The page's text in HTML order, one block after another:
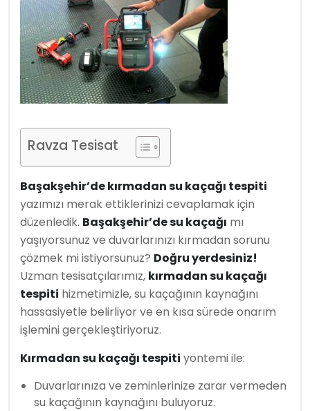
Ravza Tesisat
Başakşehir’de kırmadan su kaçağı tespiti
yazımızı merak ettiklerinizi cevaplamak için
düzenledik. Başakşehir’de su kaçağı mı
yaşıyorsunuz ve duvarlarınızı kırmadan sorunu
çözmek mi istiyorsunuz? Doğru yerdesiniz!
Uzman tesisatçılarımız, kırmadan su kaçağı
tespiti hizmetimizle, su kaçağının kaynağını
hassasiyetle belirliyor ve en kısa sürede onarım
işlemini gerçekleştiriyoruz.
Kırmadan su kaçağı tespiti yöntemi ile:
Duvarlarınıza ve zeminlerinize zarar vermeden
su kaçağının kaynağını buluyoruz.